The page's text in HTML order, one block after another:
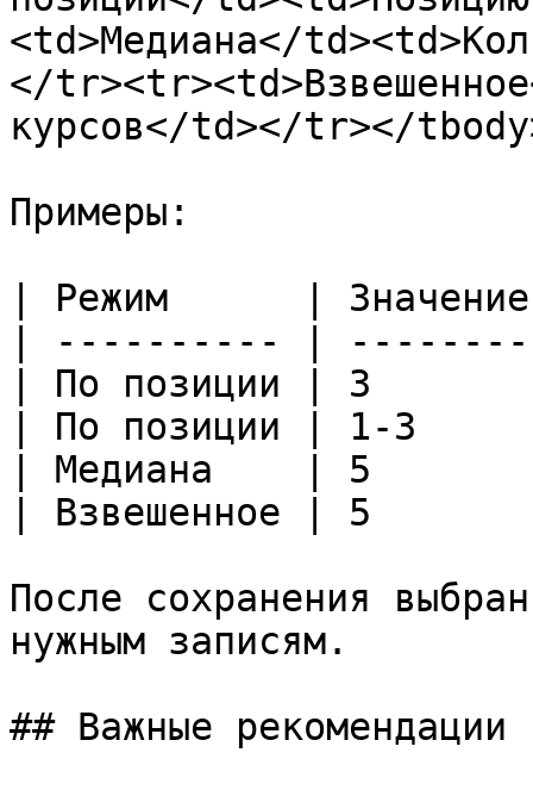
<td>Медиана</
</
курсов</td></tr></
Примеры:
| Режим      |
| ---------- |
| По позиции | 3
| По позиции | 1-3
| Медиана    | 5
| Взвешенное | 5
После сохранения
нужным записям.
## Важные рекомендации